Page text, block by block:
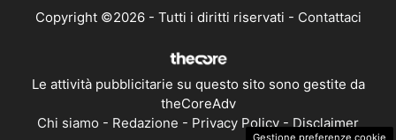
Copyright ©2026 - Tutti i diritti riservati - Contattaci
Le attività pubblicitarie su questo sito sono gestite da
theCoreAdv
Chi siamo - Redazione - Privacy Policy-Disclaimer
Gestione preferenze cookie